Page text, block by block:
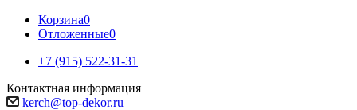
Корзина0
Отложенные0
+7 (915) 522-31-31
Контактная информация
kerch@top-dekor.ru